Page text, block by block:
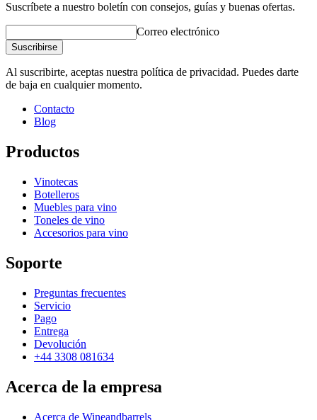
Suscríbete a nuestro boletín con consejos, guías y buenas ofertas.
Correo electrónico
Suscribirse
Al suscribirte, aceptas nuestra política de privacidad. Puedes darte
de baja en cualquier momento.
Contacto
Blog
Productos
Vinotecas
Botelleros
Muebles para vino
Toneles de vino
Accesorios para vino
Soporte
Preguntas frecuentes
Servicio
Pago
Entrega
Devolución
+44 3308 081634
Acerca de la empresa
Acerca de Wineandbarrels